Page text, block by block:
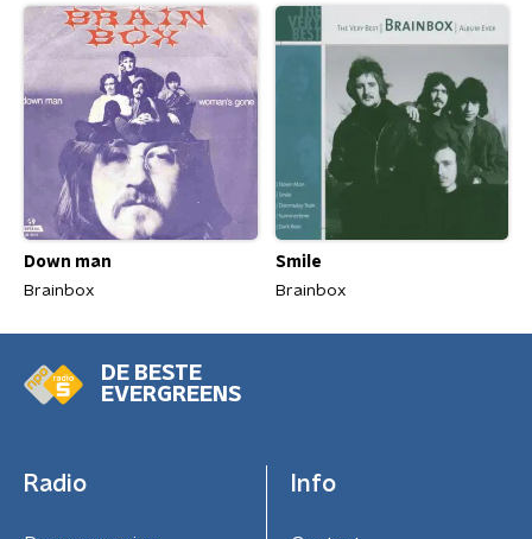
Down man
Brainbox
Smile
Brainbox
DE BESTE
EVERGREENS
Radio Info